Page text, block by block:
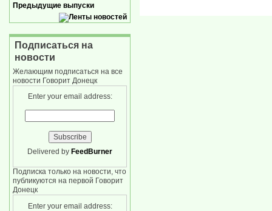
Предыдущие выпуски
Подписаться на
новости
Желающим подписаться на все
новости Говорит Донецк
Enter your email address:
Delivered by FeedBurner
Подписка только на новости, что
публикуются на первой Говорит
Донецк
Enter your email address: